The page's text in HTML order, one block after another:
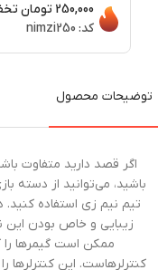
250,000 تومان
کد: nimzi250
توضیحات محصول
اگر قصد دارید متفاوت
زیبایی و خاص بودن این
ممکن است گیمرها
کنترلرهاست. این کنترلرها